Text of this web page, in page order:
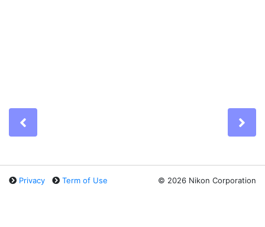
Privacy Term of Use © 2026 Nikon Corporation